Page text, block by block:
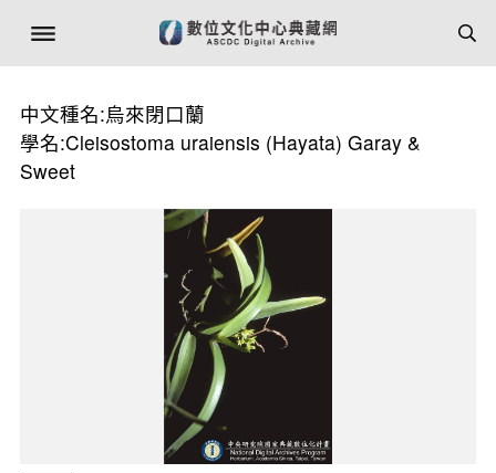
中文種名:烏來閉口蘭
學名:Cleisostoma uraiensis (Hayata) Garay &
Sweet